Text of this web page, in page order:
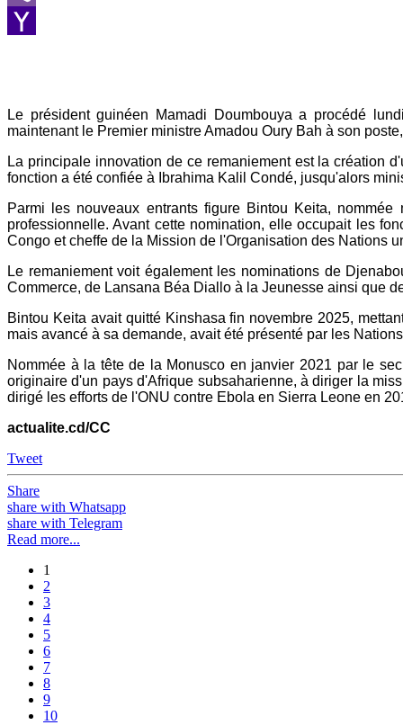
Viber
Le président guinéen Mamadi Doumbouya a procédé
maintenant le Premier ministre Amadou Oury Bah à son
La principale innovation de ce remaniement est la création
fonction a été confiée à Ibrahima Kalil Condé, jusqu'alors
Parmi les nouveaux entrants figure Bintou Keita,
professionnelle. Avant cette nomination, elle occupait les
Congo et cheffe de la Mission de l'Organisation des Nations
Le remaniement voit également les nominations de
Commerce, de Lansana Béa Diallo à la Jeunesse ainsi que
Bintou Keita avait quitté Kinshasa fin novembre 2025,
mais avancé à sa demande, avait été présenté par les
Nommée à la tête de la Monusco en janvier 2021 par le
originaire d'un pays d'Afrique subsaharienne, à diriger la
dirigé les efforts de l'ONU contre Ebola en Sierra Leone en
actualite.cd/CC
Tweet
Share
share with Whatsapp
share with Telegram
Read more...
1
2
3
4
5
6
7
8
9
10